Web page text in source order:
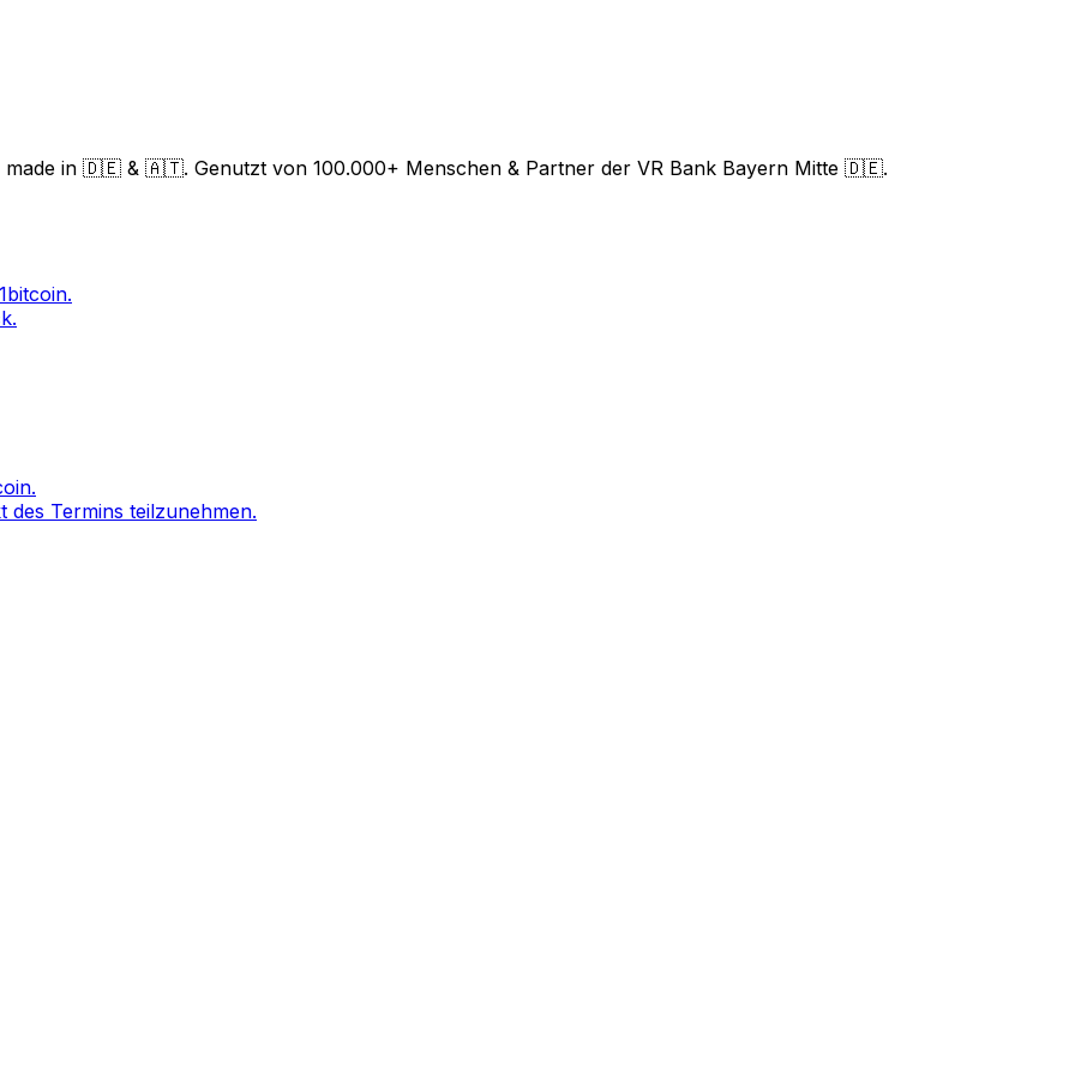
made in 🇩🇪 & 🇦🇹. Genutzt von 100.000+ Menschen & Partner der VR Bank Bayern Mitte 🇩🇪.
Termins teilzunehmen.